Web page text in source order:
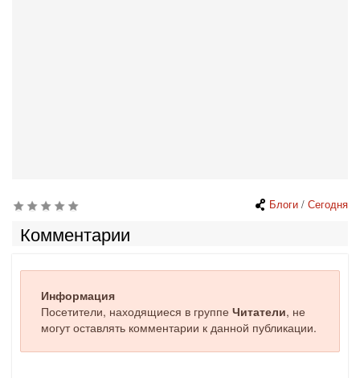
Блоги / Сегодня
Комментарии
Информация
Посетители, находящиеся в группе Читатели, не
могут оставлять комментарии к данной публикации.